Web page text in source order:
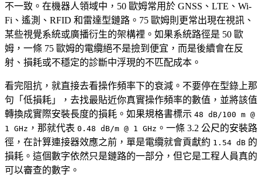
不一致。在機器人領域中，50 歐姆常用於 GNSS、LTE、Wi-
Fi、遙測、RFID 和雷達型鏈路。75 歐姆則更常出現在視訊、
某些視覺系統或廣播衍生的架構裡。如果系統路徑是 50 歐
姆，一條 75 歐姆的電纜絕不是撿到便宜，而是後續會在反
射、損耗或不穩定的診斷中浮現的不匹配成本。
看完阻抗，就直接去看操作頻率下的衰減。不要停在型錄上那
句「低損耗」，去找最貼近你真實操作頻率的數值，並將該值
轉換成實際安裝長度的損耗。如果規格書標示 48 dB/100 m @
1 GHz ，那就代表 0.48 dB/m @ 1 GHz 。一條 3.2 公尺的安裝路
徑，在計算連接器效應之前，單是電纜就會貢獻約 1.54 dB 的
損耗。這個數字依然只是鏈路的一部分，但它是工程人員真的
可以審查的數字。